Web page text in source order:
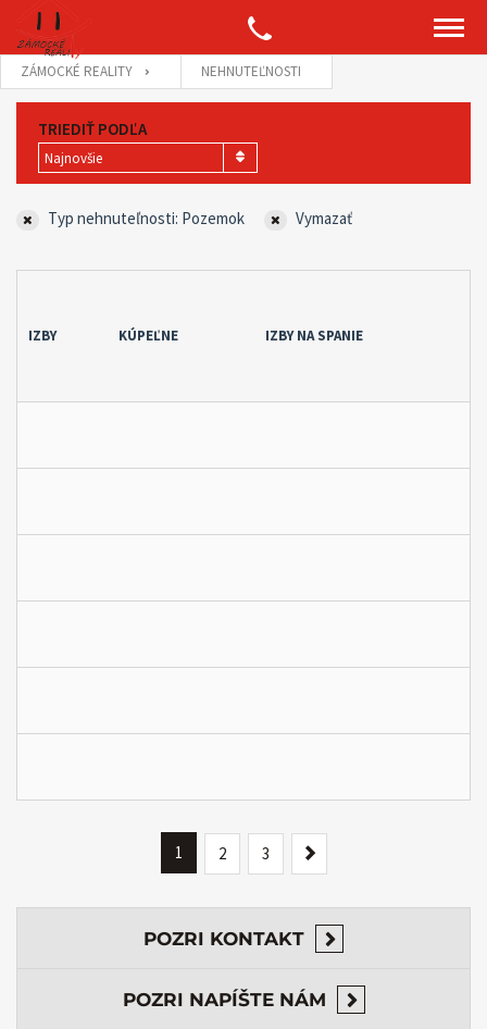
ZÁMOCKÉ REALITY NEHNUTEĽNOSTI
TRIEDIŤ PODĽA
Najnovšie
Typ nehnuteľnosti: Pozemok Vymazať
IZBY KÚPEĽNE IZBY NA SPANIE
1 2 3
POZRI KONTAKT
POZRI NAPÍŠTE NÁM